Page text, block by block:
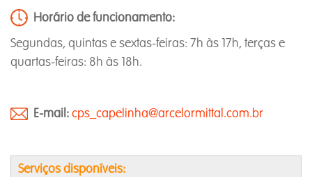
Horário de funcionamento:
Segundas, quintas e sextas-feiras: 7h às 17h, terças e
quartas-feiras: 8h às 18h.
E-mail:cps_capelinha@arcelormittal.com.br
Serviços disponíveis: